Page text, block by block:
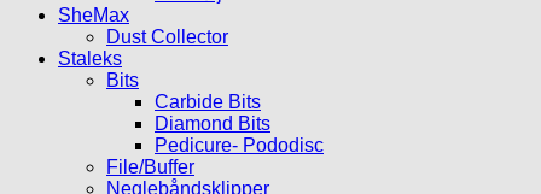
SheMax
Dust Collector
Staleks
Bits
Carbide Bits
Diamond Bits
Pedicure- Pododisc
File/Buffer
Neglebåndsklipper